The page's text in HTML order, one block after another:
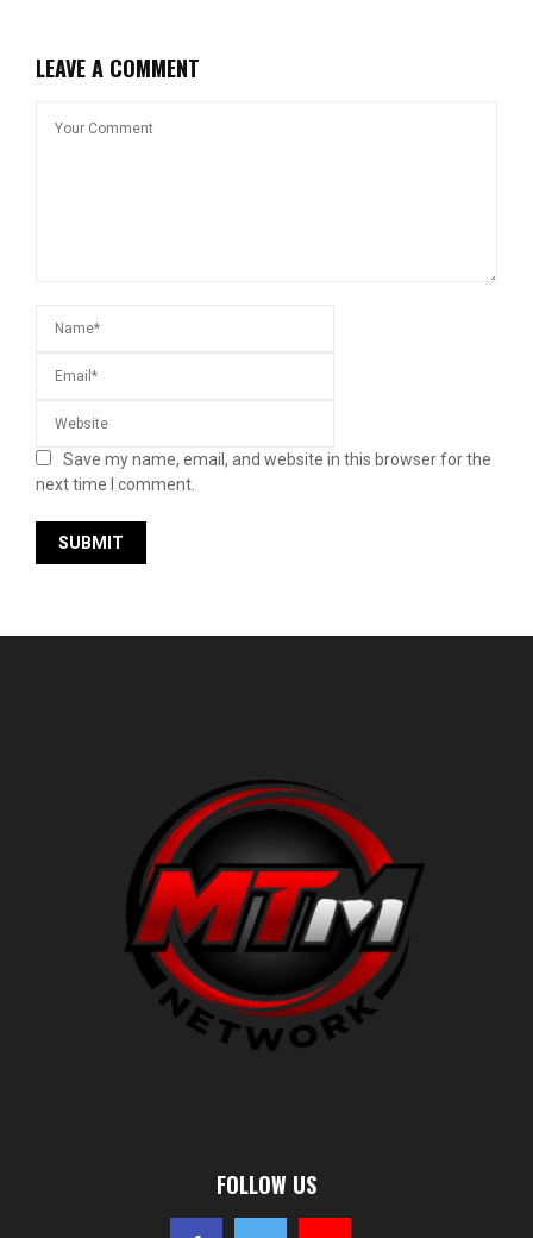
LEAVE A COMMENT
Save my name, email, and website in this browser for the
next time I comment.
FOLLOW US